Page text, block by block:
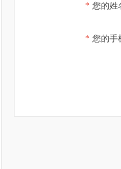
* 您的姓
* 您的手